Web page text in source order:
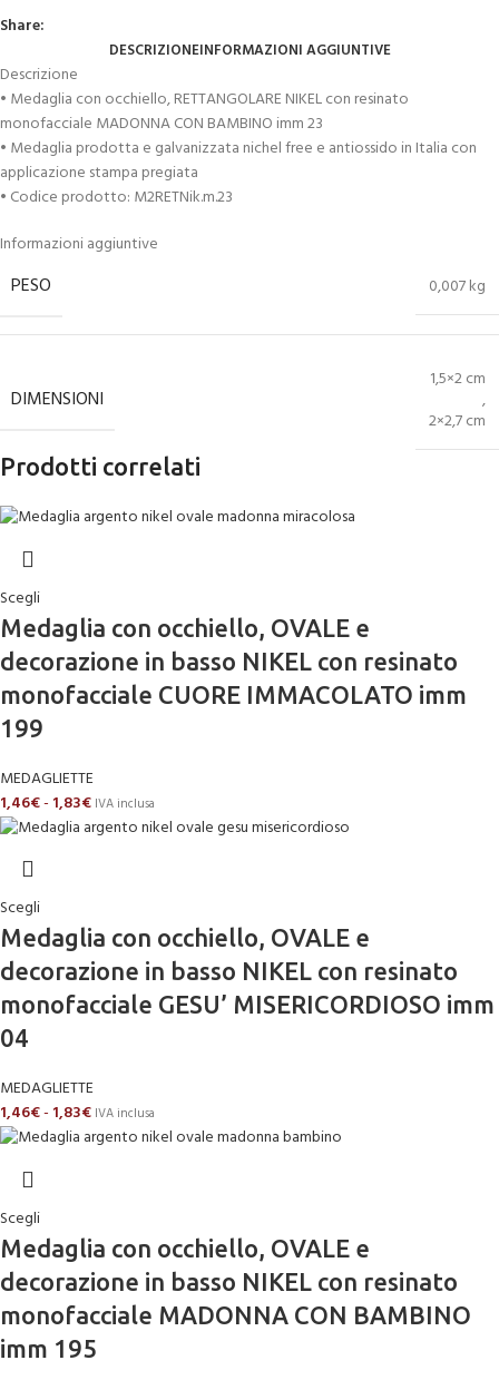
Share:
DESCRIZIONEINFORMAZIONI AGGIUNTIVE
Descrizione
• Medaglia con occhiello, RETTANGOLARE NIKEL con resinato
monofacciale MADONNA CON BAMBINO imm 23
• Medaglia prodotta e galvanizzata nichel free e antiossido in Italia con
applicazione stampa pregiata
• Codice prodotto: M2RETNik.m.23
Informazioni aggiuntive
PESO 0,007 kg
DIMENSIONI
1,5×2 cm
,
2×2,7 cm
Prodotti correlati
Scegli
Medaglia con occhiello, OVALE e
decorazione in basso NIKEL con resinato
monofacciale CUORE IMMACOLATO imm
199
MEDAGLIETTE
1,46€- 1,83€ IVA inclusa
Scegli
Medaglia con occhiello, OVALE e
decorazione in basso NIKEL con resinato
monofacciale GESU’ MISERICORDIOSO imm
04
MEDAGLIETTE
1,46€- 1,83€ IVA inclusa
Scegli
Medaglia con occhiello, OVALE e
decorazione in basso NIKEL con resinato
monofacciale MADONNA CON BAMBINO
imm 195